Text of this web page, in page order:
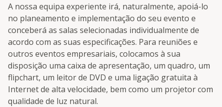
A nossa equipa experiente irá, naturalmente, apoiá-lo
no planeamento e implementação do seu evento e
conceberá as salas selecionadas individualmente de
acordo com as suas especificações. Para reuniões e
outros eventos empresariais, colocamos à sua
disposição uma caixa de apresentação, um quadro, um
flipchart, um leitor de DVD e uma ligação gratuita à
Internet de alta velocidade, bem como um projetor com
qualidade de luz natural.